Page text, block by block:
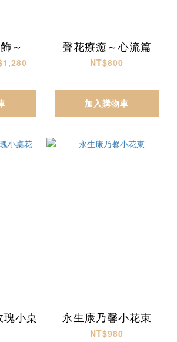
～ 聲花療癒～心流篇
NT$800
加入購物車
小桌
永生康乃馨小花束
NT$980